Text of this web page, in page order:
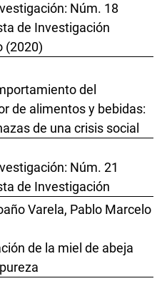
Núm. 18
de Investigación
(2020)
del
de alimentos y bebidas:
de una crisis social
Núm. 21
de Investigación
Varela, Pablo Marcelo
de la miel de abeja